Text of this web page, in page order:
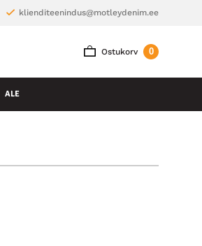
klienditeenindus@motleydenim.ee
Ostukorv 0
ALE